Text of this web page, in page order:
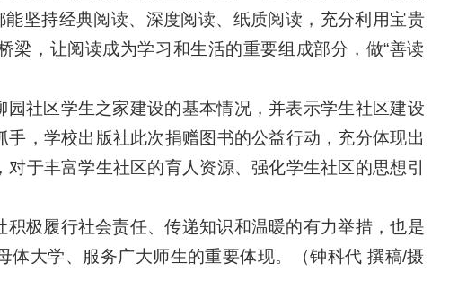
坚持经典阅读、深度阅读、纸质阅读，充分利用宝贵
梁，让阅读成为学习和生活的重要组成部分，做“善读
社区学生之家建设的基本情况，并表示学生社区建设
，学校出版社此次捐赠图书的公益行动，充分体现出
于丰富学生社区的育人资源、强化学生社区的思想引
极履行社会责任、传递知识和温暖的有力举措，也是
体大学、服务广大师生的重要体现。（钟科代 撰稿/摄